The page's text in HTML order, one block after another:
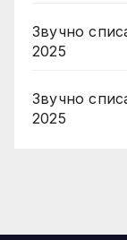
Звучно
2025
Звучно
2025